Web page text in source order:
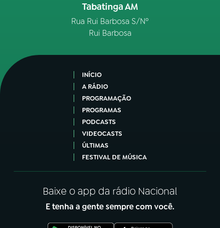
Tabatinga AM
Rua Rui Barbosa S/Nº
Rui Barbosa
INÍCIO
A RÁDIO
PROGRAMAÇÃO
PROGRAMAS
PODCASTS
VIDEOCASTS
ÚLTIMAS
FESTIVAL DE MÚSICA
Baixe o app da rádio Nacional
E tenha a gente sempre com você.